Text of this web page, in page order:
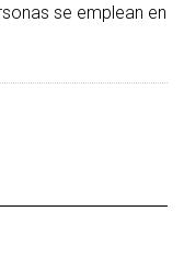
se emplean en